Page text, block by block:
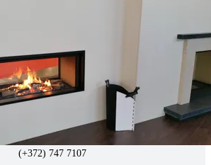
E-R 10:00-18:30
Tähe 127E, Tartu
(+372) 747 7107